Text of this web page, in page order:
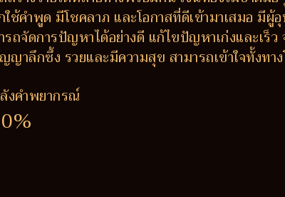
ช้คำพูด มีโชคลาภ และโอกาสที่ดีเข้ามาเสมอ
ารถจัดการปัญหาได้อย่างดี แก้ไขปัญหาเก่งและ
ญาลึกซึ้ง รวยและมีความสุข สามารถเข้าใจทั้งทา
งคำพยากรณ์